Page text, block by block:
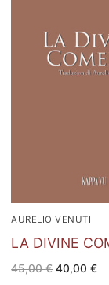
AURELIO VENUTI
LA DIVINE
45,00€ Il
prezzo
40,00€Il